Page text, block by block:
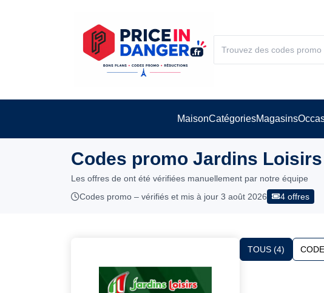
MaisonCatégoriesMagasins
Codes promo Jardins
Les offres de ont été vérifiées manuellement par notre équipe
Codes promo – vérifiés et mis à jour 3 août 2026
4 offres
TOUS (4)